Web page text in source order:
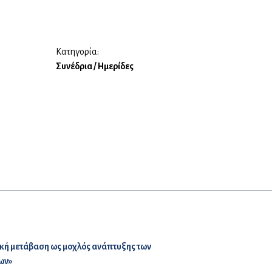
Κατηγορία:
Συνέδρια / Ημερίδες
μετάβαση ως μοχλός ανάπτυξης των